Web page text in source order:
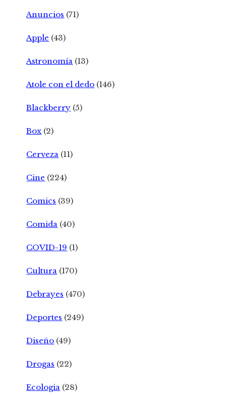
Anuncios (71)
Apple (43)
Astronomía (13)
Atole con el dedo (146)
Blackberry (5)
Box (2)
Cerveza (11)
Cine (224)
Comics (39)
Comida (40)
COVID-19 (1)
Cultura (170)
Debrayes (470)
Deportes (249)
Diseño (49)
Drogas (22)
Ecologia (28)